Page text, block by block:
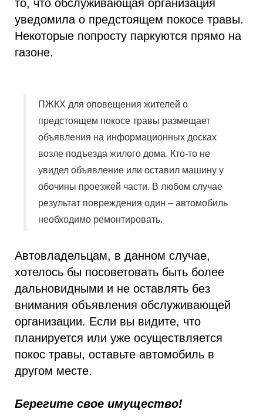
то, что обслуживающая организация
уведомила о предстоящем покосе травы.
Некоторые попросту паркуются прямо на
газоне.
ПЖКХ для оповещения жителей о
предстоящем покосе травы размещает
объявления на информационных досках
возле подъезда жилого дома. Кто-то не
увидел объявление или оставил машину у
обочины проезжей части. В любом случае
результат повреждения один – автомобиль
необходимо ремонтировать.
Автовладельцам, в данном случае,
хотелось бы посоветовать быть более
дальновидными и не оставлять без
внимания объявления обслуживающей
организации. Если вы видите, что
планируется или уже осуществляется
покос травы, оставьте автомобиль в
другом месте.
Берегите свое имущество!